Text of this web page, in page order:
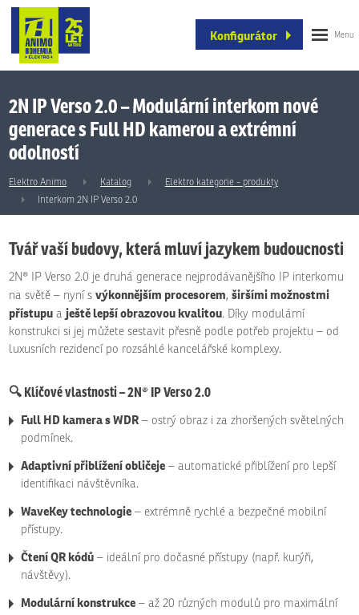
Konfigurátor
2N IP Verso 2.0 – Modulární interkom nové
generace s Full HD kamerou a extrémní
odolností
Elektro Animo Katalog
Elektro kategorie - produkty
Interkom 2N IP Verso 2.0
Tvář vaší budovy, která mluví jazykem budoucnosti
2N® IP Verso 2.0 je druhá generace nejprodávanějšího IP interkomu
na světě – nyní svýkonnějším procesorem,širšími možnostmi
přístupu aještě lepší obrazovou kvalitou. Díky modulární
konstrukci si jej můžete sestavit přesně podle potřeb projektu – od
luxusních rezidencí po rozsáhlé kancelářské komplexy.
🔍Klíčové vlastnosti – 2N® IP Verso 2.0
Full HD kamera s WDR – ostrý obraz i za zhoršených světelných
podmínek.
Adaptivní přiblížení obličeje – automatické přiblížení pro lepší
identifikaci návštěvníka.
WaveKey technologie – extrémně rychlé a bezpečné mobilní
přístupy.
Čtení QR kódů – ideální pro dočasné přístupy (např. kurýři,
návštěvy).
Modulární konstrukce – až 20 různých modulů pro maximální